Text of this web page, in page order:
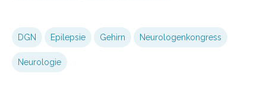
DGN Epilepsie Gehirn Neurologenkongress
Neurologie